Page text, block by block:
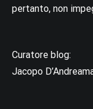
pertanto, non
Curatore blog:
Jacopo